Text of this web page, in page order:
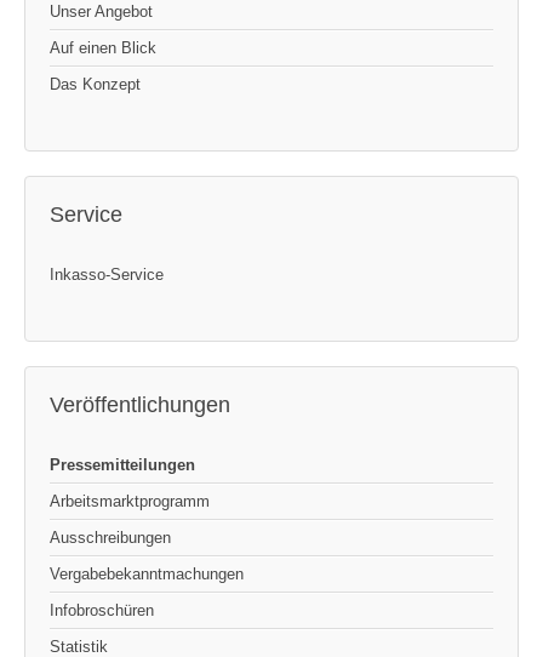
Unser Angebot
Auf einen Blick
Das Konzept
Service
Inkasso-Service
Veröffentlichungen
Pressemitteilungen
Arbeitsmarktprogramm
Ausschreibungen
Vergabebekanntmachungen
Infobroschüren
Statistik